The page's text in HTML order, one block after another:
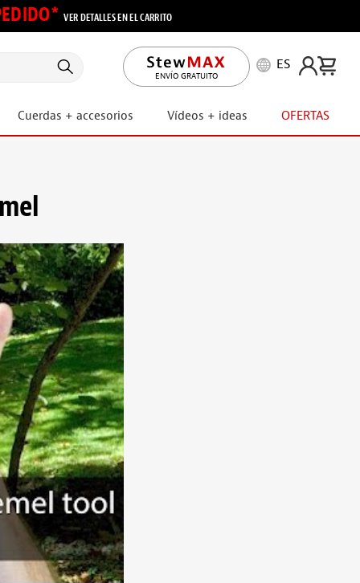
VER DETALLES EN EL CARRITO
ENVÍO GRATUITO
ES
Cuerdas + accesorios Vídeos + ideas OFERTAS